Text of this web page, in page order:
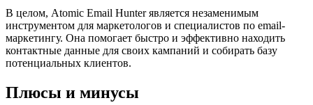
В целом, Atomic Email Hunter является незаменимым
инструментом для маркетологов и специалистов по email-
маркетингу. Она помогает быстро и эффективно находить
контактные данные для своих кампаний и собирать базу
потенциальных клиентов.
Плюсы и минусы